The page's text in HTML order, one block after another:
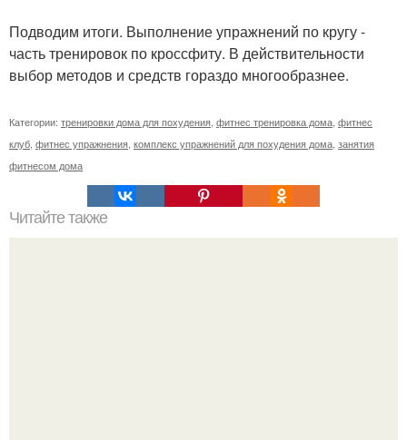
Подводим итоги. Выполнение упражнений по кругу -
часть тренировок по кроссфиту. В действительности
выбор методов и средств гораздо многообразнее.
Категории: тренировки дома для похудения, фитнес тренировка дома, фитнес
клуб, фитнес упражнения, комплекс упражнений для похудения дома, занятия
фитнесом дома
Читайте также